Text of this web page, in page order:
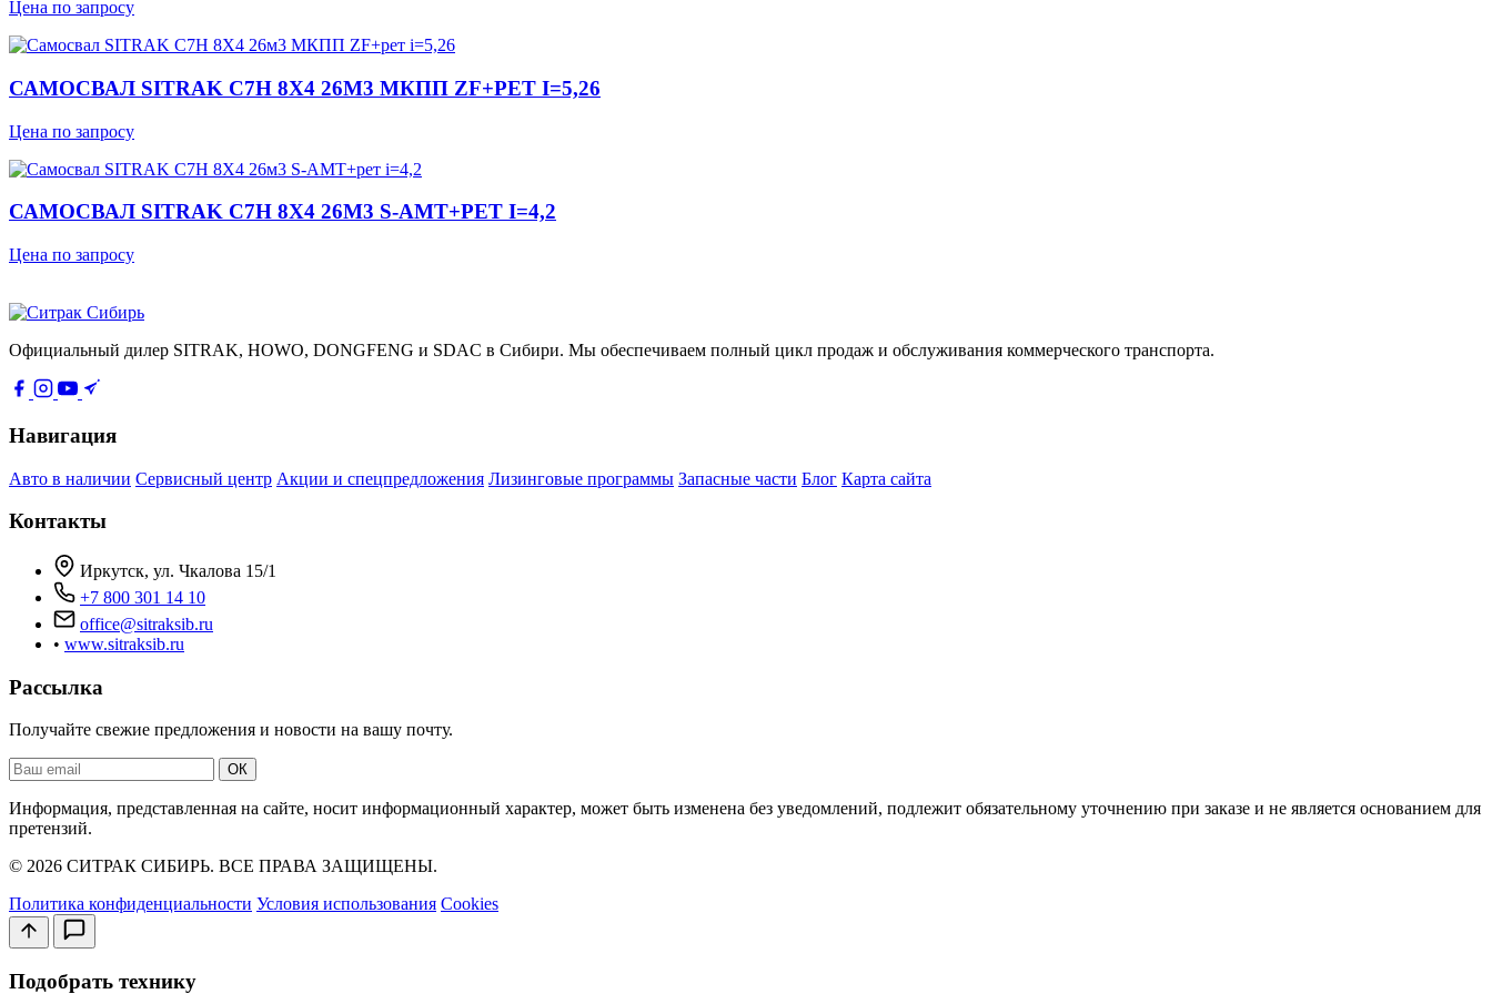
Цена по запросу
САМОСВАЛ SITRAK C7H 8Х4 26М3 МКПП ZF+РЕТ I=5,26
Цена по запросу
САМОСВАЛ SITRAK C7H 8Х4 26М3 S-AMT+РЕТ I=4,2
Цена по запросу
Официальный дилер SITRAK, HOWO, DONGFENG и SDAC в Сибири. Мы обеспечиваем полный цикл продаж и обслуживания коммерческого транспорта.
Навигация
Авто в наличии Сервисный центр Акции и спецпредложения Лизинговые программы Запасные части Блог Карта сайта
Контакты
Иркутск, ул. Чкалова 15/1
+7 800 301 14 10
office@sitraksib.ru
• www.sitraksib.ru
Рассылка
Получайте свежие предложения и новости на вашу почту.
Ваш
email
ОК
Информация, представленная на сайте, носит информационный характер, может быть изменена без уведомлений, подлежит обязательному уточнению при заказе и не является основанием для
претензий.
© 2026 СИТРАК СИБИРЬ. ВСЕ ПРАВА ЗАЩИЩЕНЫ.
Политика конфиденциальности Условия использования Cookies
Подобрать технику